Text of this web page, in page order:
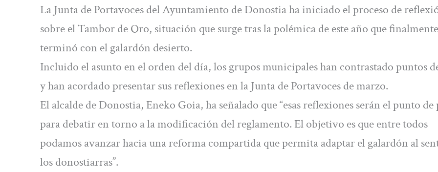
La Junta de Portavoces del Ayuntamiento de Donostia ha iniciado el proceso de
sobre el Tambor de Oro, situación que surge tras la polémica de este año que finalmente
terminó con el galardón desierto.
Incluido el asunto en el orden del día, los grupos municipales han contrastado puntos
y han acordado presentar sus reflexiones en la Junta de Portavoces de marzo.
El alcalde de Donostia, Eneko Goia, ha señalado que “esas reflexiones serán el punto
para debatir en torno a la modificación del reglamento. El objetivo es que entre todos
podamos avanzar hacia una reforma compartida que permita adaptar el galardón al
los donostiarras”.